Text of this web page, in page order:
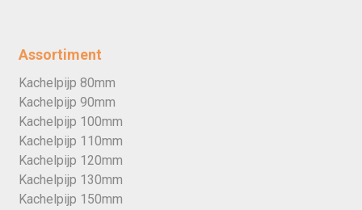
Assortiment
Kachelpijp 80mm
Kachelpijp 90mm
Kachelpijp 100mm
Kachelpijp 110mm
Kachelpijp 120mm
Kachelpijp 130mm
Kachelpijp 150mm